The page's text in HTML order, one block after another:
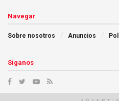
Navegar
Sobre nosotros Anuncios
Siganos